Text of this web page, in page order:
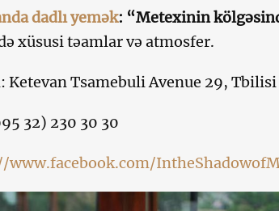
dadlı yemək: “Metexinin
xüsusi təamlar və atmosfer.
Ketevan Tsamebuli Avenue 29, Tbilisi
32) 230 30 30
www.facebook.com/